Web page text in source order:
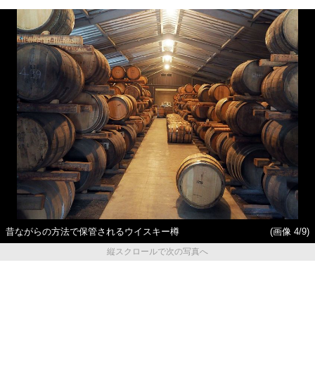
昔ながらの方法で保管されるウイスキー樽
(画像 4/9)
縦スクロールで次の写真へ